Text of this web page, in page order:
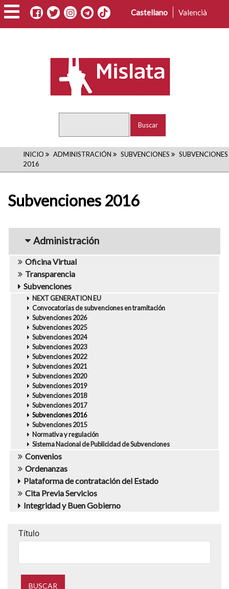
Pasar
al
contenido
Castellano Valencià
RUTA
DE
NAVEGACIÓN
INICIO ADMINISTRACIÓN SUBVENCIONES
SUBVENCIONES
2016
Subvenciones 2016
navigation1
Administración
Oficina Virtual
Transparencia
Subvenciones
NEXT GENERATION EU
Convocatorias de subvenciones en tramitación
Subvenciones 2026
Subvenciones 2025
Subvenciones 2024
Subvenciones 2023
Subvenciones 2022
Subvenciones 2021
Subvenciones 2020
Subvenciones 2019
Subvenciones 2018
Subvenciones 2017
Subvenciones 2016
Subvenciones 2015
Normativa y regulación
Sistema Nacional de Publicidad de Subvenciones
Convenios
Ordenanzas
Plataforma de contratación del Estado
Cita Previa Servicios
Integridad y Buen Gobierno
Título